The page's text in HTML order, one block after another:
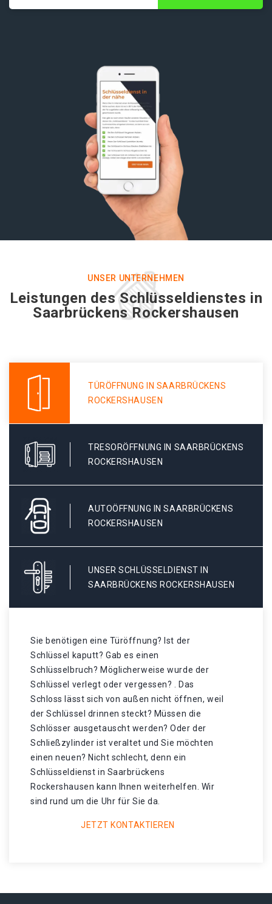
UNSER UNTERNEHMEN
Leistungen des Schlüsseldienstes in
Saarbrückens Rockershausen
TÜRÖFFNUNG IN SAARBRÜCKENS
ROCKERSHAUSEN
TRESORÖFFNUNG IN SAARBRÜCKENS
ROCKERSHAUSEN
AUTOÖFFNUNG IN SAARBRÜCKENS
ROCKERSHAUSEN
UNSER SCHLÜSSELDIENST IN
SAARBRÜCKENS ROCKERSHAUSEN
Sie benötigen eine Türöffnung? Ist der
Schlüssel kaputt? Gab es einen
Schlüsselbruch? Möglicherweise wurde der
Schlüssel verlegt oder vergessen? . Das
Schloss lässt sich von außen nicht öffnen, weil
der Schlüssel drinnen steckt? Müssen die
Schlösser ausgetauscht werden? Oder der
Schließzylinder ist veraltet und Sie möchten
einen neuen? Nicht schlecht, denn ein
Schlüsseldienst in Saarbrückens
Rockershausen kann Ihnen weiterhelfen. Wir
sind rund um die Uhr für Sie da.
JETZT KONTAKTIEREN